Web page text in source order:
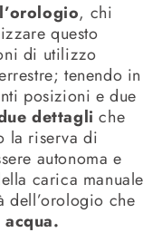
, chi
questo
di utilizzo
tenendo in
posizioni e due
dettagliche
la riserva di
autonoma e
carica manuale
dell’orologio che